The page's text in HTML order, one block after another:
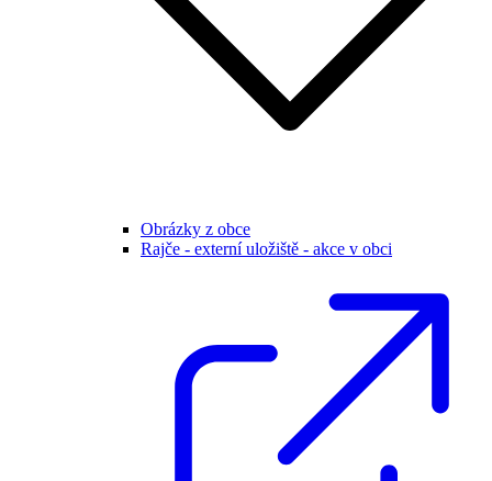
Obrázky z obce
Rajče - externí uložiště - akce v obci